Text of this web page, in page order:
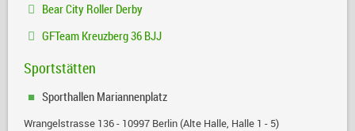
Bear City Roller Derby
GFTeam Kreuzberg 36 BJJ
Sportstätten
Sporthallen Mariannenplatz
Wrangelstrasse 136 - 10997 Berlin (Alte Halle, Halle 1 - 5)